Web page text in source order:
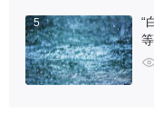
5
“